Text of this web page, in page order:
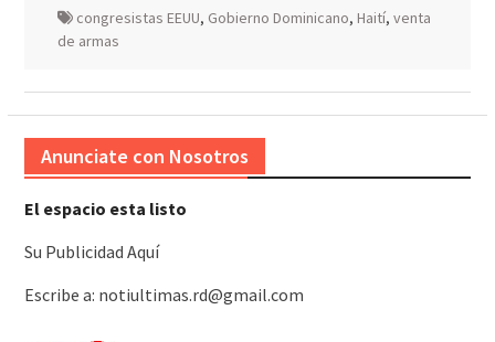
congresistas EEUU, Gobierno Dominicano, Haití, venta
de armas
Anunciate con Nosotros
El espacio esta listo
Su Publicidad Aquí
Escribe a: notiultimas.rd@gmail.com